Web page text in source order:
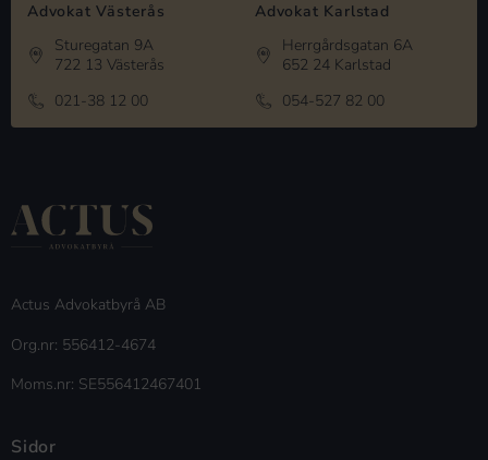
Advokat Västerås
Sturegatan 9A
722 13 Västerås
021-38 12 00
Advokat Karlstad
Herrgårdsgatan 6A
652 24 Karlstad
054-527 82 00
Actus Advokatbyrå AB
Org.nr: 556412-4674
Moms.nr: SE556412467401
Sidor